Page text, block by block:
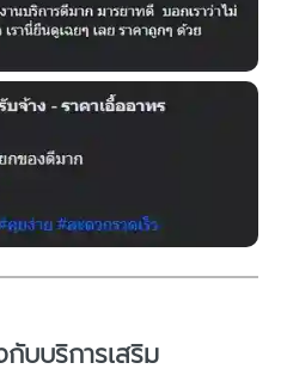
บบริการเสริม